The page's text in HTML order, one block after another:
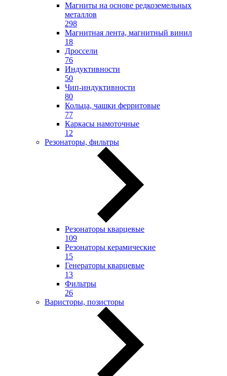
Магниты на основе редкоземельных
металлов
298
Магнитная лента, магнитный винил
18
Дроссели
76
Индуктивности
50
Чип-индуктивности
80
Кольца, чашки ферритовые
77
Каркасы намоточные
12
Резонаторы, фильтры
Резонаторы кварцевые
109
Резонаторы керамические
15
Генераторы кварцевые
13
Фильтры
26
Варисторы, позисторы